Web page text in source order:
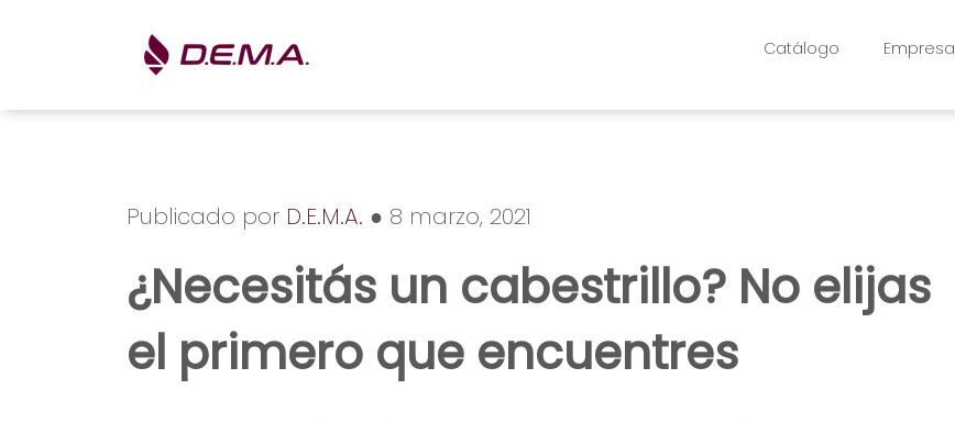
Catálogo Empresa
Publicado por D.E.M.A. ● 8 marzo, 2021
¿Necesitás un cabestrillo? No elijas
el primero que encuentres